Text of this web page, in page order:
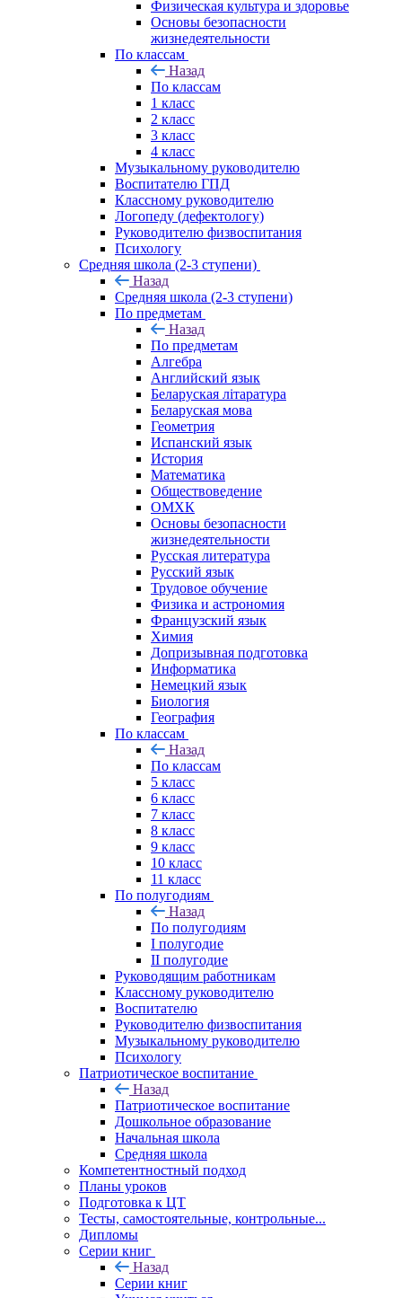
Физическая культура и здоровье
Основы безопасности
жизнедеятельности
По классам
Назад
По классам
1 класс
2 класс
3 класс
4 класс
Музыкальному руководителю
Воспитателю ГПД
Классному руководителю
Логопеду (дефектологу)
Руководителю физвоспитания
Психологу
Средняя школа (2-3 ступени)
Назад
Средняя школа (2-3 ступени)
По предметам
Назад
По предметам
Алгебра
Английский язык
Беларуская літаратура
Беларуская мова
Геометрия
Испанский язык
История
Математика
Обществоведение
ОМХК
Основы безопасности
жизнедеятельности
Русская литература
Русский язык
Трудовое обучение
Физика и астрономия
Французский язык
Химия
Допризывная подготовка
Информатика
Немецкий язык
Биология
География
По классам
Назад
По классам
5 класс
6 класс
7 класс
8 класс
9 класс
10 класс
11 класс
По полугодиям
Назад
По полугодиям
I полугодие
II полугодие
Руководящим работникам
Классному руководителю
Воспитателю
Руководителю физвоспитания
Музыкальному руководителю
Психологу
Патриотическое воспитание
Назад
Патриотическое воспитание
Дошкольное образование
Начальная школа
Средняя школа
Компетентностный подход
Планы уроков
Подготовка к ЦТ
Тесты, самостоятельные, контрольные...
Дипломы
Серии книг
Назад
Серии книг